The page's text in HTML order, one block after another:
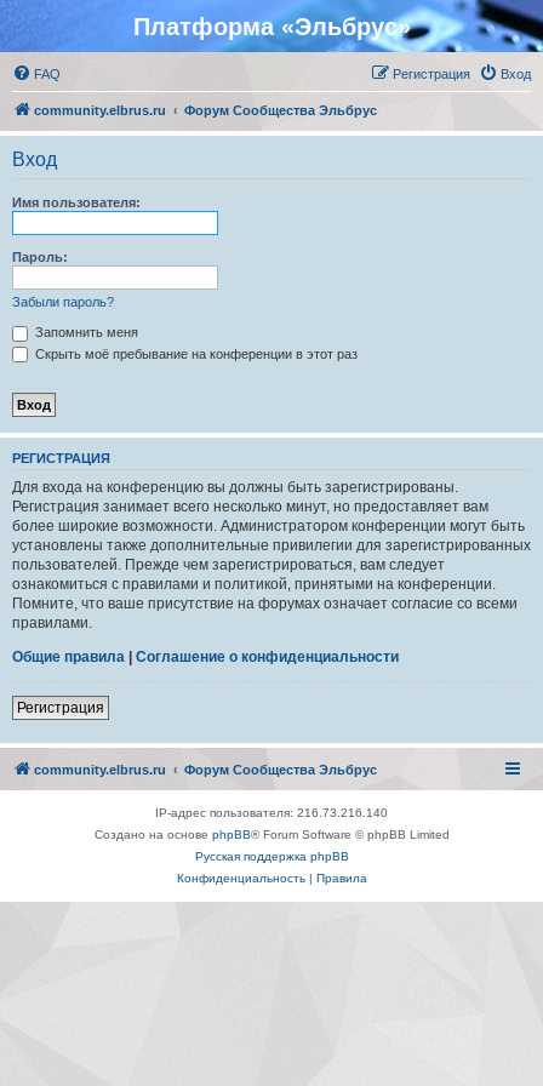
Платформа «Эльбрус»
FAQ Вход
Регистрация
community.elbrus.ru Форум Сообщества Эльбрус
Вход
Имя пользователя:
Пароль:
Забыли пароль?
Запомнить меня
Скрыть моё пребывание на конференции в этот раз
РЕГИСТРАЦИЯ
Для входа на конференцию вы должны быть зарегистрированы.
Регистрация занимает всего несколько минут, но предоставляет вам
более широкие возможности. Администратором конференции могут быть
установлены также дополнительные привилегии для зарегистрированных
пользователей. Прежде чем зарегистрироваться, вам следует
ознакомиться с правилами и политикой, принятыми на конференции.
Помните, что ваше присутствие на форумах означает согласие со всеми
правилами.
Общие правила | Соглашение о конфиденциальности
Регистрация
community.elbrus.ru Форум Сообщества Эльбрус
IP-адрес пользователя: 216.73.216.140
Создано на основе phpBB® Forum Software © phpBB Limited
Русская поддержка phpBB
Конфиденциальность| Правила